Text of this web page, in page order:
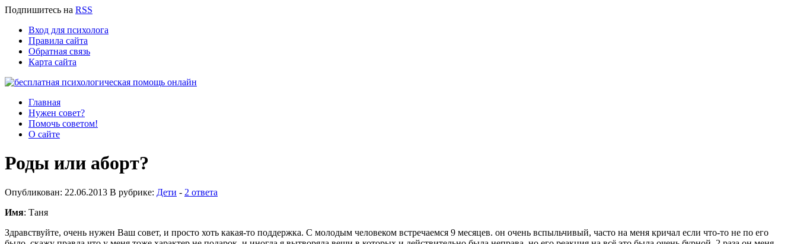
Подпишитесь на RSS
Вход для психолога
Правила сайта
Обратная связь
Карта сайта
Главная
Нужен совет?
Помочь советом!
О сайте
Роды или аборт?
Опубликован: 22.06.2013 В рубрике: Дети - 2 ответа
Имя: Таня
Здравствуйте, очень нужен Ваш совет, и просто хоть какая-то поддержка. С молодым человеком встречаемся 9 месяцев. он очень вспыльчивый, часто на меня кричал если что-то не по его